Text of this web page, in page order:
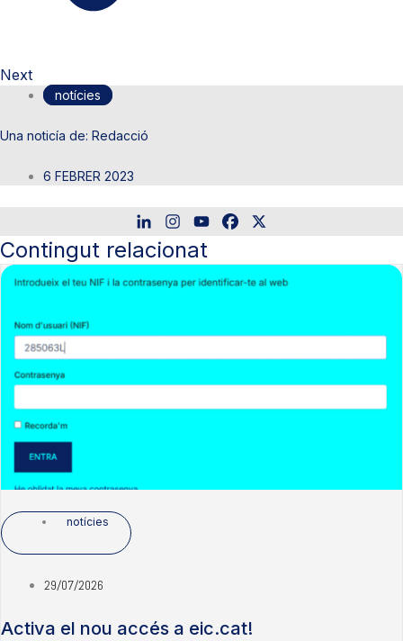
Next
notícies
Redacció
6 FEBRER 2023
Contingut relacionat
notícies
29/07/2026
Activa el nou accés a eic.cat!